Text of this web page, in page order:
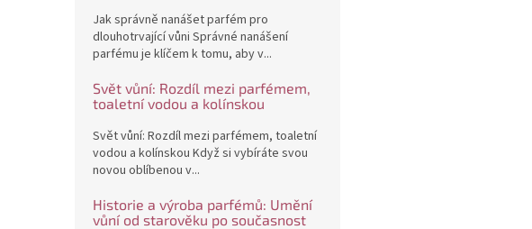
Jak správně nanášet parfém pro
dlouhotrvající vůni Správné nanášení
parfému je klíčem k tomu, aby v...
Svět vůní: Rozdíl mezi parfémem,
toaletní vodou a kolínskou
Svět vůní: Rozdíl mezi parfémem, toaletní
vodou a kolínskou Když si vybíráte svou
novou oblíbenou v...
Historie a výroba parfémů: Umění
vůní od starověku po současnost